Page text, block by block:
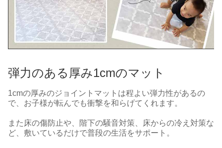
弾力のある厚み1cmのマット
1cmの厚みのジョイントマットは程よい弾力性があるの
で、お子様が転んでも衝撃を和らげてくれます。
また床の傷防止や、階下の騒音対策、床からの冷え対策な
ど、敷いているだけで普段の生活をサポート。